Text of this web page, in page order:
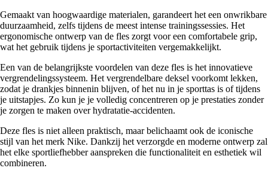
Gemaakt van hoogwaardige materialen, garandeert het een onwrikbare
duurzaamheid, zelfs tijdens de meest intense trainingssessies. Het
ergonomische ontwerp van de fles zorgt voor een comfortabele grip,
wat het gebruik tijdens je sportactiviteiten vergemakkelijkt.
Een van de belangrijkste voordelen van deze fles is het innovatieve
vergrendelingssysteem. Het vergrendelbare deksel voorkomt lekken,
zodat je drankjes binnenin blijven, of het nu in je sporttas is of tijdens
je uitstapjes. Zo kun je je volledig concentreren op je prestaties zonder
je zorgen te maken over hydratatie-accidenten.
Deze fles is niet alleen praktisch, maar belichaamt ook de iconische
stijl van het merk Nike. Dankzij het verzorgde en moderne ontwerp zal
het elke sportliefhebber aanspreken die functionaliteit en esthetiek wil
combineren.